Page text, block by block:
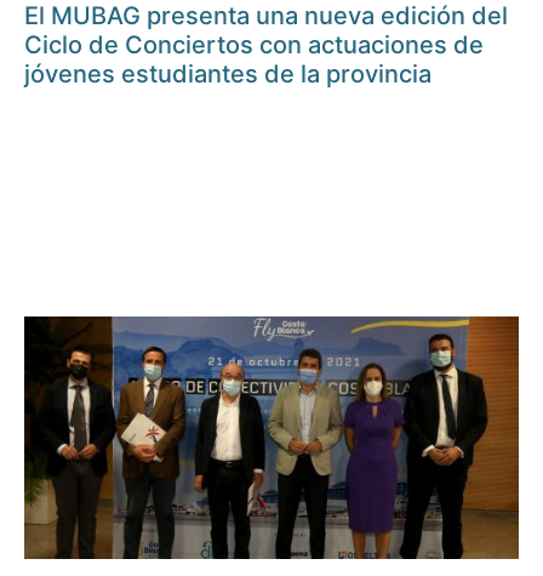
El MUBAG presenta una nueva edición del
Ciclo de Conciertos con actuaciones de
jóvenes estudiantes de la provincia